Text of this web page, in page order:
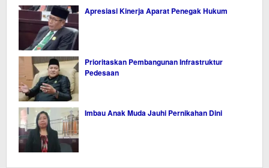
Apresiasi Kinerja Aparat Penegak Hukum
Prioritaskan Pembangunan Infrastruktur
Pedesaan
Imbau Anak Muda Jauhi Pernikahan Dini